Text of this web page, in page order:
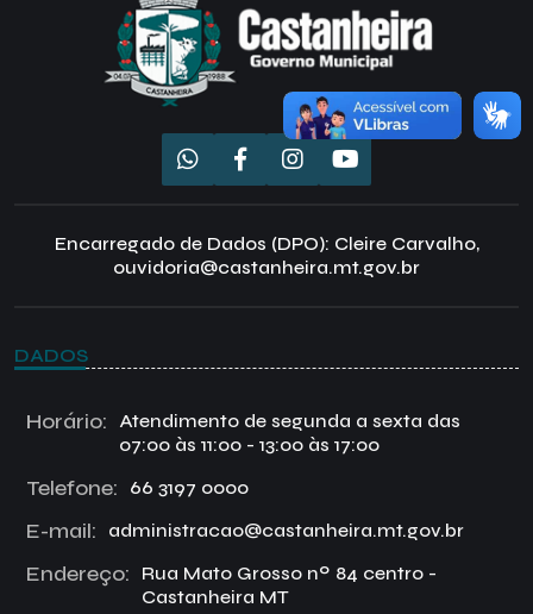
Encarregado de Dados (DPO): Cleire Carvalho,
ouvidoria@castanheira.mt.gov.br
DADOS
Horário:
Atendimento de segunda a sexta das
07:00 às 11:00 - 13:00 às 17:00
Telefone: 66 3197 0000
E-mail: administracao@castanheira.mt.gov.br
Endereço:
Rua Mato Grosso nº 84 centro -
Castanheira MT